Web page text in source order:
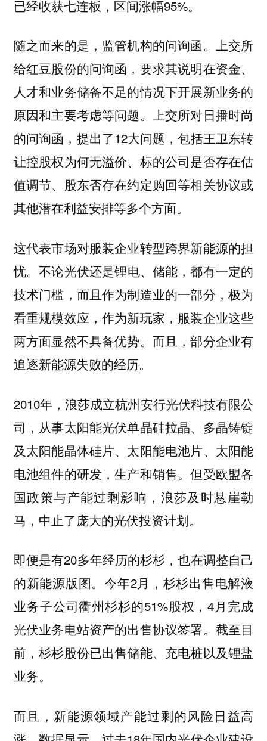
已经收获七连板，区间涨幅95%。
随之而来的是，监管机构的问询函。上交所
给红豆股份的问询函，要求其说明在资金、
人才和业务储备不足的情况下开展新业务的
原因和主要考虑等问题。上交所对日播时尚
的问询函，提出了12大问题，包括王卫东转
让控股权为何无溢价、标的公司是否存在估
值调节、股东否存在约定购回等相关协议或
其他潜在利益安排等多个方面。
这代表市场对服装企业转型跨界新能源的担
忧。不论光伏还是锂电、储能，都有一定的
技术门槛，而且作为制造业的一部分，极为
看重规模效应，作为新玩家，服装企业这些
两方面显然不具备优势。而且，部分企业有
追逐新能源失败的经历。
2010年，浪莎成立杭州安行光伏科技有限公
司，从事太阳能光伏单晶硅拉晶、多晶铸锭
及太阳能晶体硅片、太阳能电池片、太阳能
电池组件的研发，生产和销售。但受欧盟各
国政策与产能过剩影响，浪莎及时悬崖勒
马，中止了庞大的光伏投资计划。
即便是有20多年经历的杉杉，也在调整自己
的新能源版图。今年2月，杉杉出售电解液
业务子公司衢州杉杉的51%股权，4月完成
光伏业务电站资产的出售协议签署。截至目
前，杉杉股份已出售储能、充电桩以及锂盐
业务。
而且， 新能源领域产能过剩的风险日益高